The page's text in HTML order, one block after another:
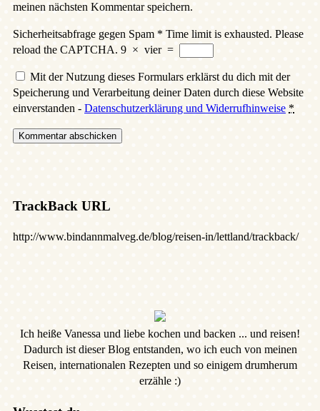
meinen nächsten Kommentar speichern.
Sicherheitsabfrage gegen Spam * Time limit is exhausted. Please
reload the CAPTCHA. 9 × vier =
Mit der Nutzung dieses Formulars erklärst du dich mit der
Speicherung und Verarbeitung deiner Daten durch diese Website
einverstanden - Datenschutzerklärung und Widerrufhinweise *
TrackBack URL
http://www.bindannmalveg.de/blog/reisen-in/lettland/trackback/
Ich heiße Vanessa und liebe kochen und backen ... und reisen!
Dadurch ist dieser Blog entstanden, wo ich euch von meinen
Reisen, internationalen Rezepten und so einigem drumherum
erzähle :)